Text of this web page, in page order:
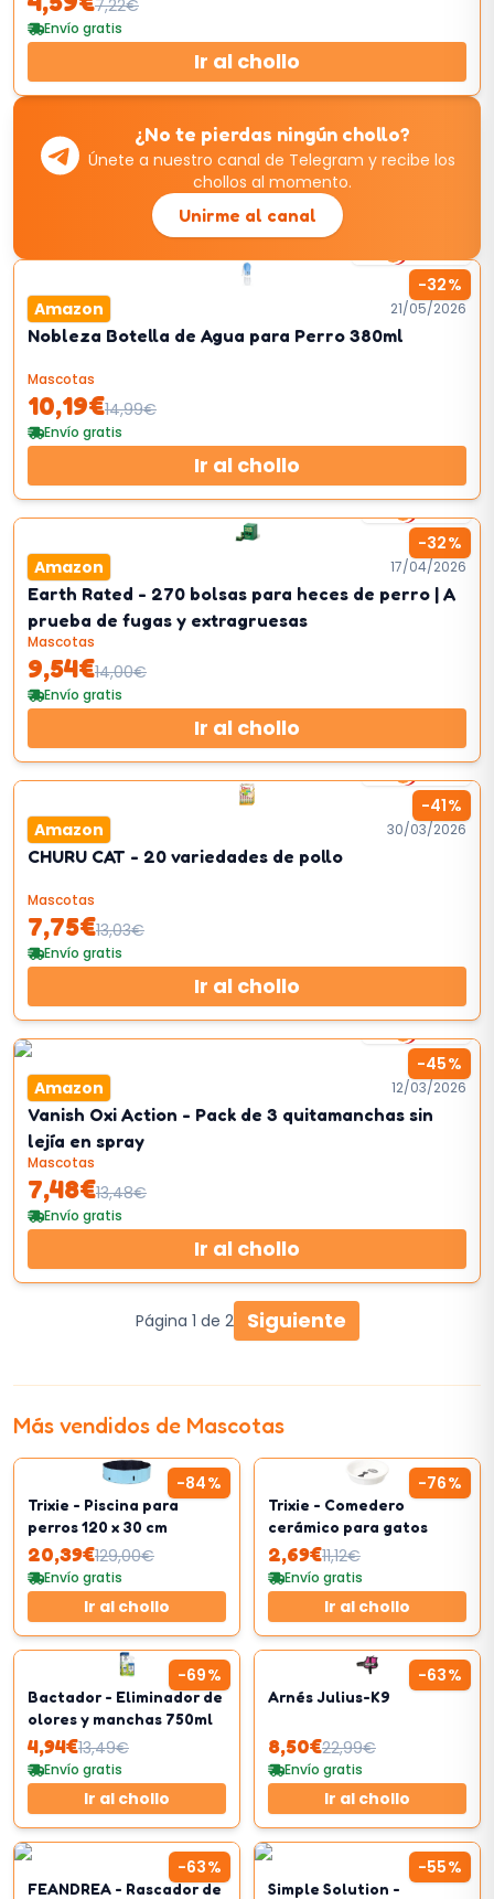
7,22€
Envío gratis
Ir al chollo
¿No te pierdas ningún chollo?
Únete a nuestro canal de Telegram y recibe los
chollos al momento.
Unirme al canal
-32%
Amazon 21/05/2026
Nobleza Botella de Agua para Perro 380ml
Mascotas
10,19€14,99€
Envío gratis
Ir al chollo
-32%
4km/h
Amazon 17/04/2026
Earth Rated - 270 bolsas para heces de perro | A
prueba de fugas y extragruesas
Mascotas
9,54€14,00€
Envío gratis
Ir al chollo
-41%
4km/h
Amazon 30/03/2026
CHURU CAT - 20 variedades de pollo
Mascotas
7,75€13,03€
Envío gratis
Ir al chollo
-45%
4km/h
Amazon 12/03/2026
Vanish Oxi Action - Pack de 3 quitamanchas sin
lejía en spray
Mascotas
7,48€13,48€
Envío gratis
Ir al chollo
Página 1 de 2 Siguiente
Más vendidos de Mascotas
-84%
Trixie - Piscina para
perros 120 x 30 cm
20,39€129,00€
Envío gratis
Ir al chollo
-76%
Trixie - Comedero
cerámico para gatos
2,69€11,12€
Envío gratis
Ir al chollo
-69%
Bactador - Eliminador de
olores y manchas 750ml
4,94€13,49€
Envío gratis
Ir al chollo
-63%
Arnés Julius-K9
8,50€22,99€
Envío gratis
Ir al chollo
-63%
FEANDREA - Rascador de
-55%
Simple Solution -